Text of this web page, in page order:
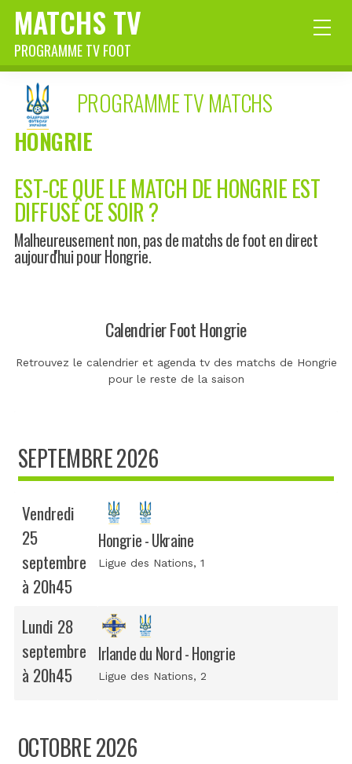
MATCHS TV
PROGRAMME TV FOOT
PROGRAMME TV MATCHS
HONGRIE
EST-CE QUE LE MATCH DE HONGRIE EST
DIFFUSÉ CE SOIR ?
Malheureusement non, pas de matchs de foot en direct
aujourd'hui pour Hongrie.
Calendrier Foot Hongrie
Retrouvez le calendrier et agenda tv des matchs de Hongrie
pour le reste de la saison
SEPTEMBRE 2026
Vendredi
25
septembre
à 20h45
Hongrie - Ukraine
Ligue des Nations, 1
Lundi 28
septembre
à 20h45
Irlande du Nord - Hongrie
Ligue des Nations, 2
OCTOBRE 2026